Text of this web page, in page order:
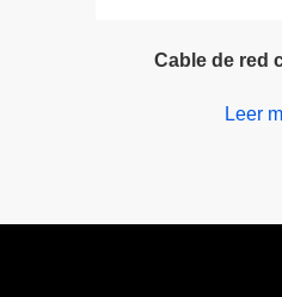
Cable de red
Leer